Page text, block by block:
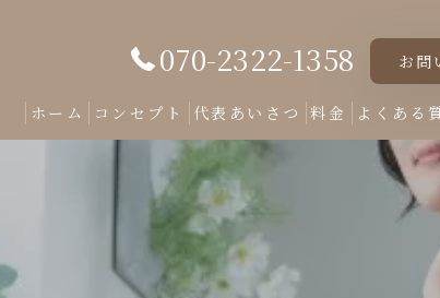
070-2322-1358 お問
ホーム コンセプト 代表あいさつ 料金 よくある